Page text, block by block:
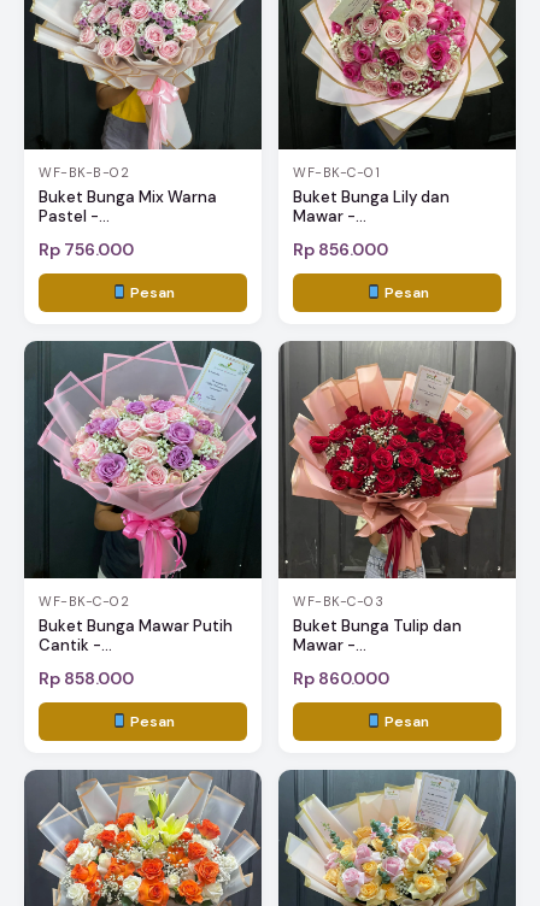
WF-BK-B-02
Buket Bunga Mix Warna
Pastel -...
Rp 756.000
Pesan
WF-BK-C-01
Buket Bunga Lily dan
Mawar -...
Rp 856.000
Pesan
WF-BK-C-02
Buket Bunga Mawar Putih
Cantik -...
Rp 858.000
Pesan
WF-BK-C-03
Buket Bunga Tulip dan
Mawar -...
Rp 860.000
Pesan